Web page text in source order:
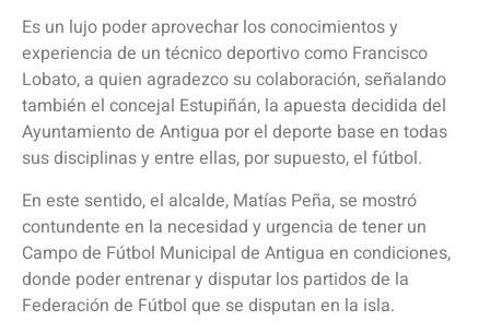
Es un lujo poder aprovechar los conocimientos y
experiencia de un técnico deportivo como Francisco
Lobato, a quien agradezco su colaboración, señalando
también el concejal Estupiñán, la apuesta decidida del
Ayuntamiento de Antigua por el deporte base en todas
sus disciplinas y entre ellas, por supuesto, el fútbol.
En este sentido, el alcalde, Matías Peña, se mostró
contundente en la necesidad y urgencia de tener un
Campo de Fútbol Municipal de Antigua en condiciones,
donde poder entrenar y disputar los partidos de la
Federación de Fútbol que se disputan en la isla.